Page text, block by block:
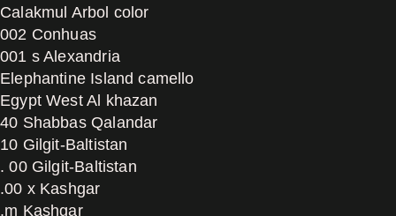
Calakmul Arbol color
002 Conhuas
001 s Alexandria
Elephantine Island camello
Egypt West Al khazan
40 Shabbas Qalandar
10 Gilgit-Baltistan
. 00 Gilgit-Baltistan
.00 x Kashgar
.m Kashgar